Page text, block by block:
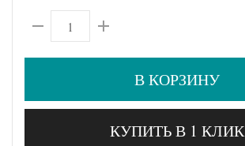
В КОРЗИНУ
КУПИТЬ В 1 КЛИК